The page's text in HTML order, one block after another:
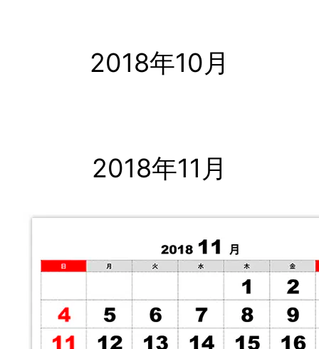
2018年10月
2018年11月